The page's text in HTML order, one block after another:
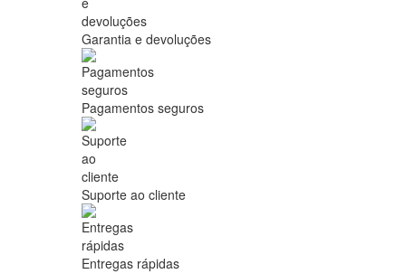
Garantia e devoluções
Pagamentos seguros
Suporte ao cliente
Entregas rápidas